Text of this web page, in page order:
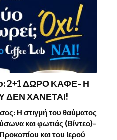
2+1 ΔΩΡΟ ΚΑΦΕ- Η
ΧΑΝΕΤΑΙ!
Η στιγμή του θαύματος
και φωτιάς (Βίντεο)-
και του Ιερού